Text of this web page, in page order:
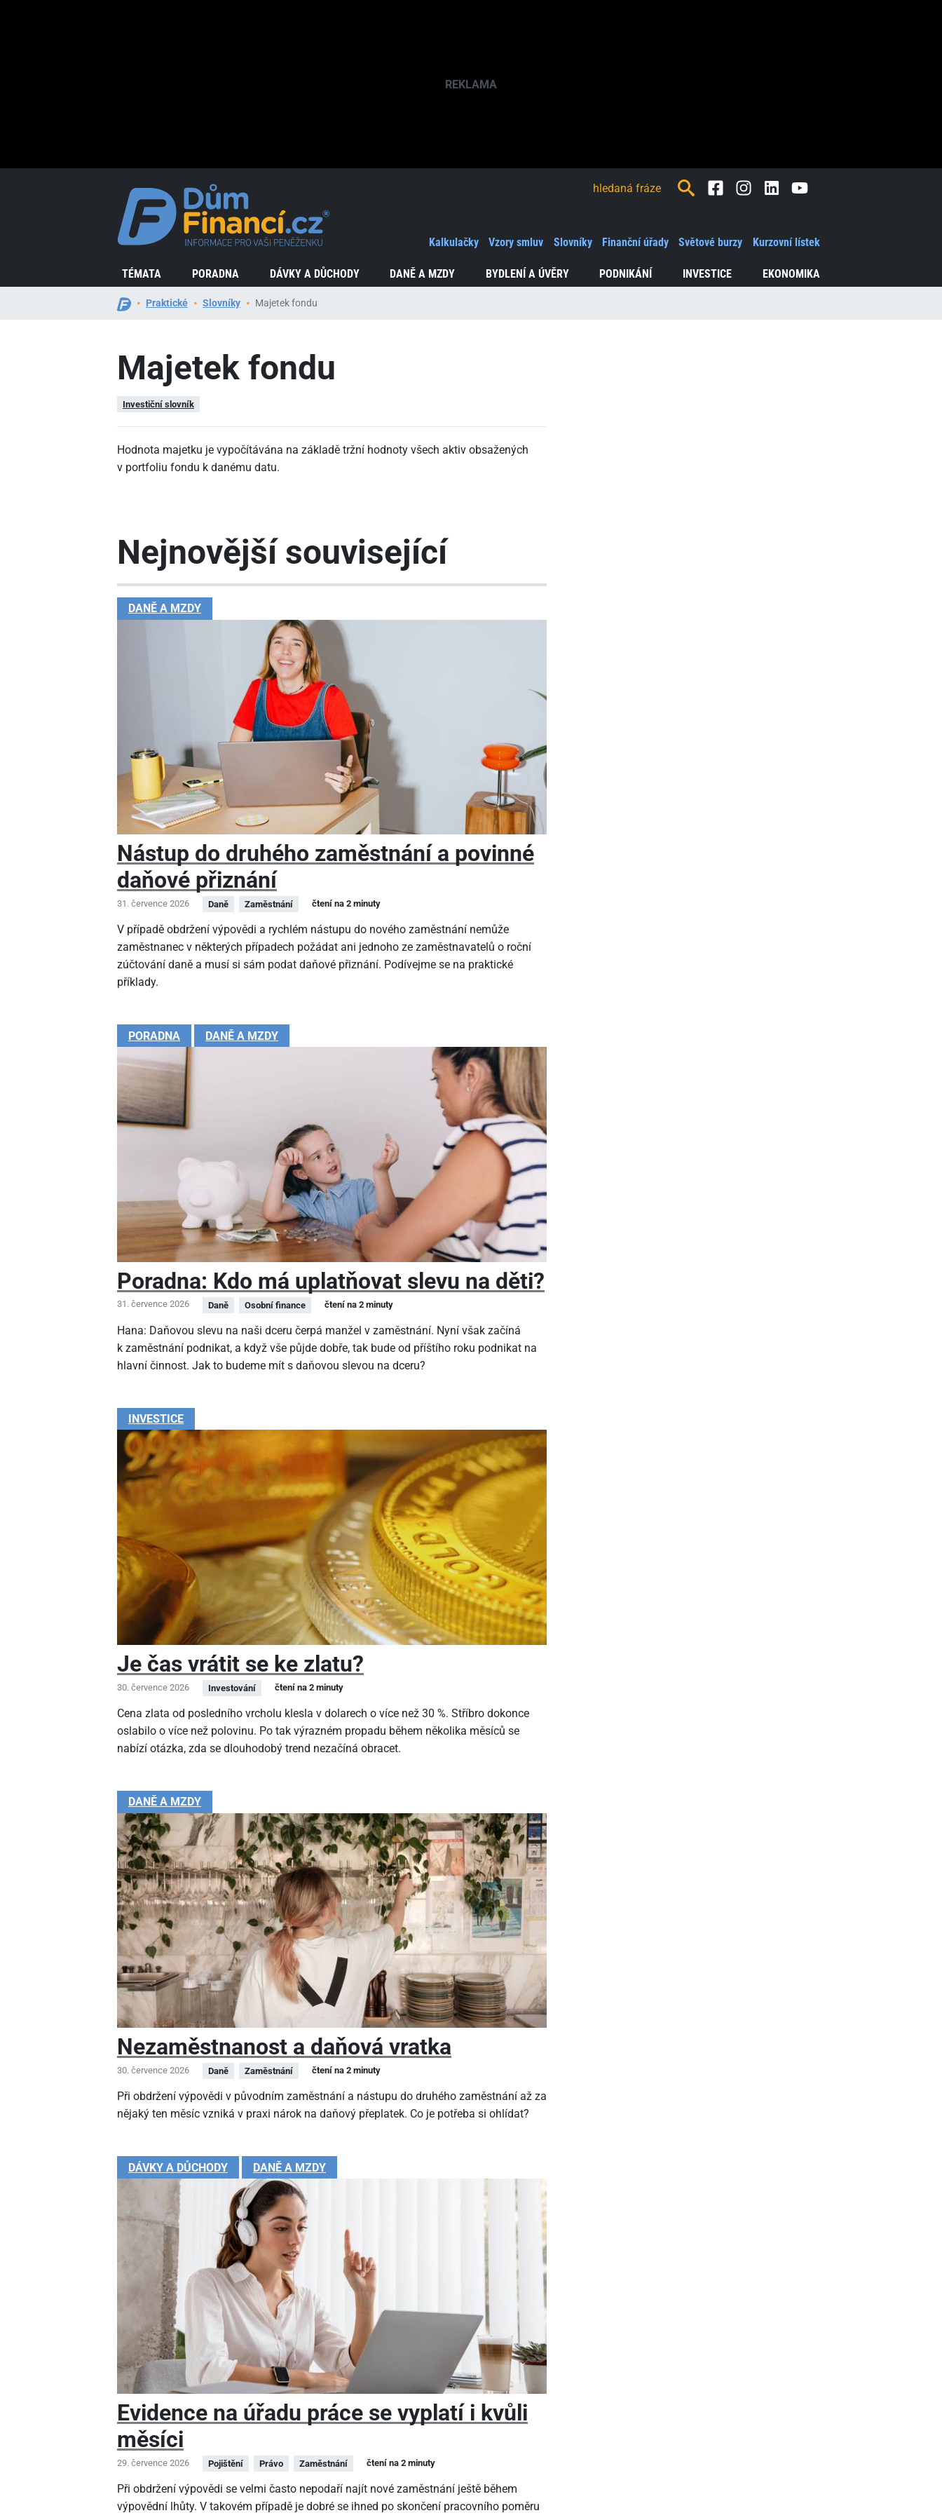
TÉMATA PORADNA DÁVKY A DŮCHODY DANĚ A MZDY BYDLENÍ A ÚVĚRY PODNIKÁNÍ INVESTICE EKONOMIKA
Kalkulačky Vzory smluv Slovníky Finanční úřady Světové burzy Kurzovní lístek
FacebookInstagramLinkedInYoutube
Praktické Slovníky Majetek fondu
Majetek fondu
Investiční slovník
Hodnota majetku je vypočítávána na základě tržní hodnoty všech aktiv obsažených
v portfoliu fondu k danému datu.
Nejnovější související
DANĚ A MZDY
Nástup do druhého zaměstnání a povinné
daňové přiznání
31. července 2026 Daně Zaměstnání čtení na 2 minuty
V případě obdržení výpovědi a rychlém nástupu do nového zaměstnání nemůže
zaměstnanec v některých případech požádat ani jednoho ze zaměstnavatelů o roční
zúčtování daně a musí si sám podat daňové přiznání. Podívejme se na praktické
příklady.
PORADNA DANĚ A MZDY
Poradna: Kdo má uplatňovat slevu na děti?
31. července 2026 Daně Osobní finance čtení na 2 minuty
Hana: Daňovou slevu na naši dceru čerpá manžel v zaměstnání. Nyní však začíná
k zaměstnání podnikat, a když vše půjde dobře, tak bude od příštího roku podnikat na
hlavní činnost. Jak to budeme mít s daňovou slevou na dceru?
INVESTICE
Je čas vrátit se ke zlatu?
30. července 2026 Investování čtení na 2 minuty
Cena zlata od posledního vrcholu klesla v dolarech o více než 30 %. Stříbro dokonce
oslabilo o více než polovinu. Po tak výrazném propadu během několika měsíců se
nabízí otázka, zda se dlouhodobý trend nezačíná obracet.
DANĚ A MZDY
Nezaměstnanost a daňová vratka
30. července 2026 Daně Zaměstnání čtení na 2 minuty
Při obdržení výpovědi v původním zaměstnání a nástupu do druhého zaměstnání až za
nějaký ten měsíc vzniká v praxi nárok na daňový přeplatek. Co je potřeba si ohlídat?
DÁVKY A DŮCHODY DANĚ A MZDY
Evidence na úřadu práce se vyplatí i kvůli
měsíci
29. července 2026 Pojištění Právo Zaměstnání čtení na 2 minuty
Při obdržení výpovědi se velmi často nepodaří najít nové zaměstnání ještě během
výpovědní lhůty. V takovém případě je dobré se ihned po skončení pracovního poměru